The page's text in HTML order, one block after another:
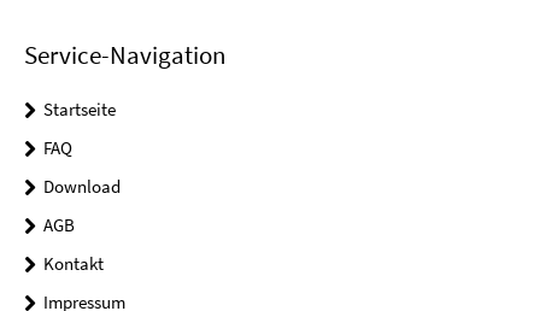
Service-Navigation
Startseite
FAQ
Download
AGB
Kontakt
Impressum